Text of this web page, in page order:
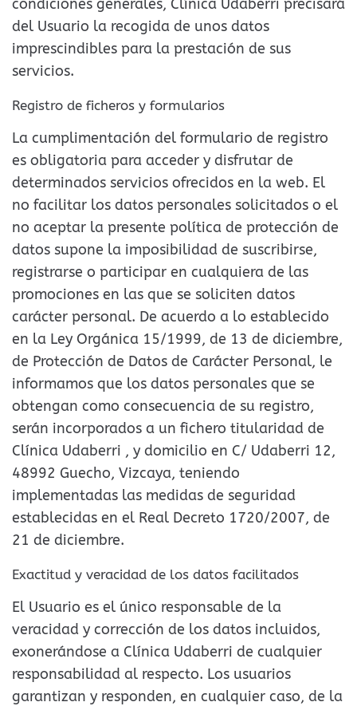
condiciones generales, Clínica Udaberri precisará
del Usuario la recogida de unos datos
imprescindibles para la prestación de sus
servicios.
Registro de ficheros y formularios
La cumplimentación del formulario de registro
es obligatoria para acceder y disfrutar de
determinados servicios ofrecidos en la web. El
no facilitar los datos personales solicitados o el
no aceptar la presente política de protección de
datos supone la imposibilidad de suscribirse,
registrarse o participar en cualquiera de las
promociones en las que se soliciten datos
carácter personal. De acuerdo a lo establecido
en la Ley Orgánica 15/1999, de 13 de diciembre,
de Protección de Datos de Carácter Personal, le
informamos que los datos personales que se
obtengan como consecuencia de su registro,
serán incorporados a un fichero titularidad de
Clínica Udaberri , y domicilio en C/ Udaberri 12,
48992 Guecho, Vizcaya, teniendo
implementadas las medidas de seguridad
establecidas en el Real Decreto 1720/2007, de
21 de diciembre.
Exactitud y veracidad de los datos facilitados
El Usuario es el único responsable de la
veracidad y corrección de los datos incluidos,
exonerándose a Clínica Udaberri de cualquier
responsabilidad al respecto. Los usuarios
garantizan y responden, en cualquier caso, de la